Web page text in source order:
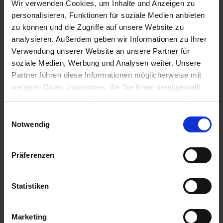
Wir verwenden Cookies, um Inhalte und Anzeigen zu
personalisieren, Funktionen für soziale Medien anbieten
zu können und die Zugriffe auf unsere Website zu
analysieren. Außerdem geben wir Informationen zu Ihrer
Verwendung unserer Website an unsere Partner für
soziale Medien, Werbung und Analysen weiter. Unsere
Partner führen diese Informationen möglicherweise mit
weiteren Daten zusammen, die Sie ihnen bereitgestellt
Notwendig
Präferenzen
Statistiken
Marketing
Conflans-Sainte-Honorine / Frankreich
Ausflug: Château Chantilly
13.00 Uhr
26.03.2026 - Donnerstag
Paris / Frankreich
Ausflug: Cabaret-Show Paris
19.30 Uhr
Ausflugspaket:
Paris / Frankreich